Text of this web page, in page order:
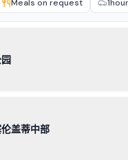
Meals on request 1hour
盖蒂中部